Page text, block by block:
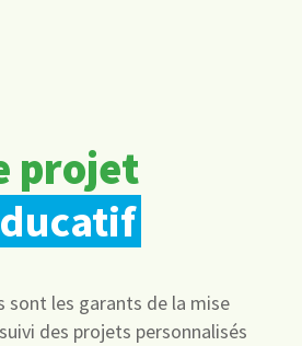
projet
sont les garants de la mise
des projets personnalisés